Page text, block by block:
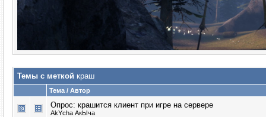
Темы с меткой краш
Тема / Автор
Опрос: крашится клиент при игре на сервере
AkYcha АкЫча